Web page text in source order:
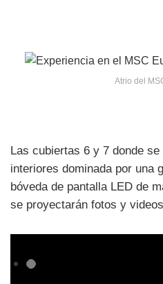
Atrio del
Las cubiertas 6 y 7 donde
interiores dominada por una
bóveda de pantalla LED de
se proyectarán fotos y